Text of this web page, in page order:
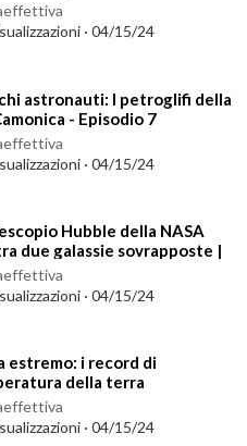
· 04/15/24
astronauti: I petroglifi della
- Episodio 7
· 04/15/24
Hubble della NASA
due galassie sovrapposte |
· 04/15/24
estremo: i record di
della terra
· 04/15/24